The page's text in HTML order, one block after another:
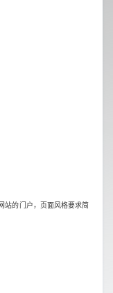
站的门户，页面风格要求简